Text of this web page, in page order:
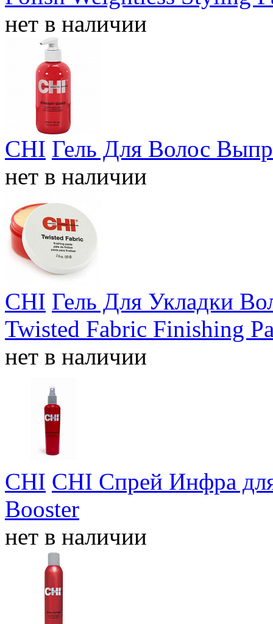
нет в наличии
CHI Гель Для Волос
нет в наличии
CHI Гель Для Укладки
Twisted Fabric Finishing
нет в наличии
CHI CHI Спрей Инфра
Booster
нет в наличии